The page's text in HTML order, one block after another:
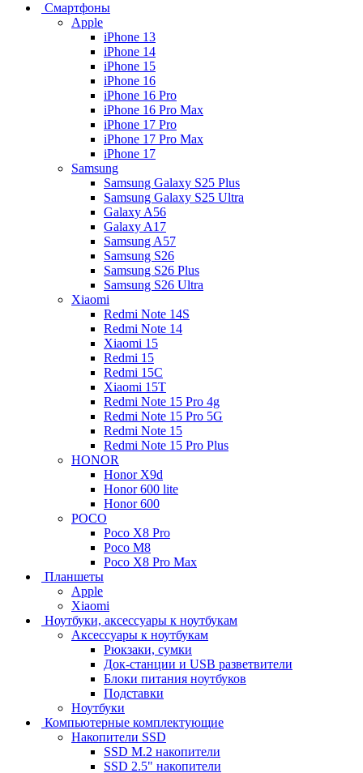
Смартфоны
Apple
iPhone 13
iPhone 14
iPhone 15
iPhone 16
iPhone 16 Pro
iPhone 16 Pro Max
iPhone 17 Pro
iPhone 17 Pro Max
iPhone 17
Samsung
Samsung Galaxy S25 Plus
Samsung Galaxy S25 Ultra
Galaxy A56
Galaxy A17
Samsung A57
Samsung S26
Samsung S26 Plus
Samsung S26 Ultra
Xiaomi
Redmi Note 14S
Redmi Note 14
Xiaomi 15
Redmi 15
Redmi 15C
Xiaomi 15T
Redmi Note 15 Pro 4g
Redmi Note 15 Pro 5G
Redmi Note 15
Redmi Note 15 Pro Plus
HONOR
Honor X9d
Honor 600 lite
Honor 600
POCO
Poco X8 Pro
Poco M8
Poco X8 Pro Max
Планшеты
Apple
Xiaomi
Ноутбуки, аксессуары к ноутбукам
Аксессуары к ноутбукам
Рюкзаки, сумки
Док-станции и USB разветвители
Блоки питания ноутбуков
Подставки
Ноутбуки
Компьютерные комплектующие
Накопители SSD
SSD M.2 накопители
SSD 2.5" накопители